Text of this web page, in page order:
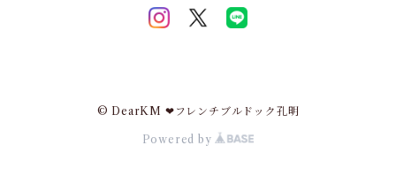
© DearKM ❤︎フレンチブルドック孔明
Powered by